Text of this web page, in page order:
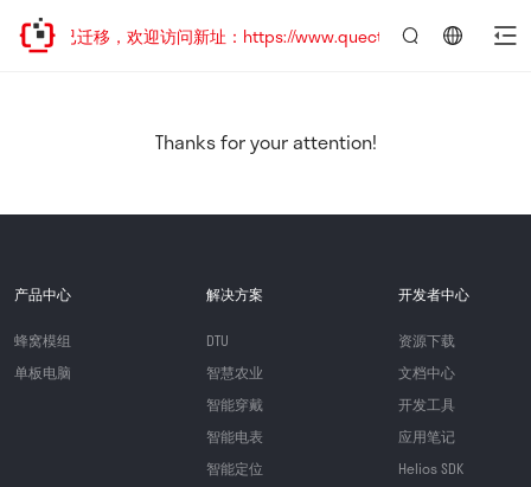
站地址已迁移，欢迎访问新址：https://www.quectel.com.cn
Thanks for your attention!
产品中心
蜂窝模组
单板电脑
解决方案
DTU
智慧农业
智能穿戴
智能电表
智能定位
开发者中心
资源下载
文档中心
开发工具
应用笔记
Helios SDK